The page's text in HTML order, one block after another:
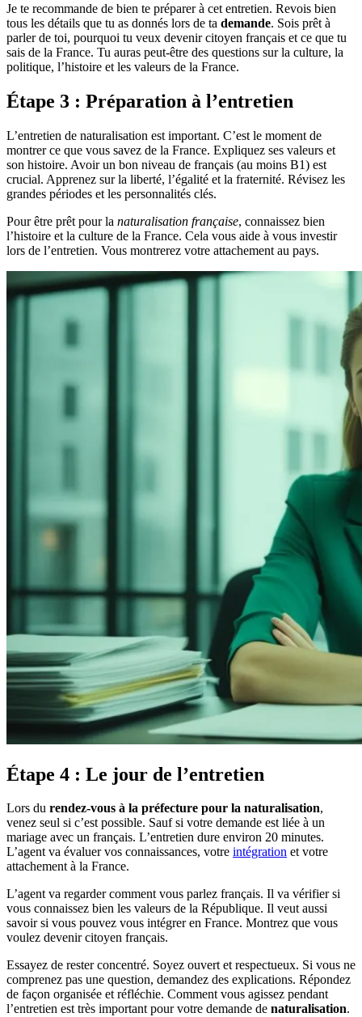
Je te recommande de bien te préparer à cet entretien. Revois bien
tous les détails que tu as donnés lors de ta demande. Sois prêt à
parler de toi, pourquoi tu veux devenir citoyen français et ce que tu
sais de la France. Tu auras peut-être des questions sur la culture, la
politique, l’histoire et les valeurs de la France.
Étape 3 : Préparation à l’entretien
L’entretien de naturalisation est important. C’est le moment de
montrer ce que vous savez de la France. Expliquez ses valeurs et
son histoire. Avoir un bon niveau de français (au moins B1) est
crucial. Apprenez sur la liberté, l’égalité et la fraternité. Révisez les
grandes périodes et les personnalités clés.
Pour être prêt pour la naturalisation française, connaissez bien
l’histoire et la culture de la France. Cela vous aide à vous investir
lors de l’entretien. Vous montrerez votre attachement au pays.
Étape 4 : Le jour de l’entretien
Lors du rendez-vous à la préfecture pour la naturalisation,
venez seul si c’est possible. Sauf si votre demande est liée à un
mariage avec un français. L’entretien dure environ 20 minutes.
L’agent va évaluer vos connaissances, votre intégration et votre
attachement à la France.
L’agent va regarder comment vous parlez français. Il va vérifier si
vous connaissez bien les valeurs de la République. Il veut aussi
savoir si vous pouvez vous intégrer en France. Montrez que vous
voulez devenir citoyen français.
Essayez de rester concentré. Soyez ouvert et respectueux. Si vous ne
comprenez pas une question, demandez des explications. Répondez
de façon organisée et réfléchie. Comment vous agissez pendant
l’entretien est très important pour votre demande de naturalisation.